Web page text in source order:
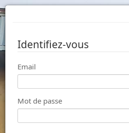
Identifiez-vous
Email
Mot de passe